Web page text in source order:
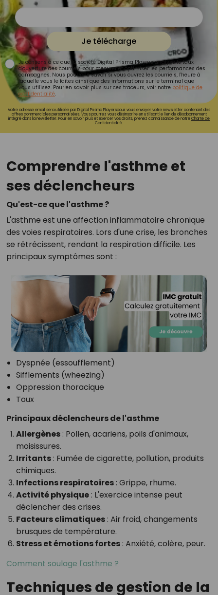
Je télécharge
Je consens à ce que la société Digital Prisma Players analyse le taux
d'ouverture des courriels pour mesurer et optimiser les performances des
campagnes. Nous pourrons savoir si vous ouvrez les courriels, l'heure à
laquelle vous le faites ainsi que des informations sur le terminal que
vous utilisez. Pour en savoir plus sur ces traceurs, voir notre politique de
confidentialité.
Votre adresse email sera utilisée par Digital Prisma Playerspour vous envoyer votre newsletter contenant des
offres commerciales personnalisées. Vous pourrez vous désinscrire en utilisant le lien de désabonnement
intégré dans la newsletter. Pour en savoir plus et exercer vos droits, prenez connaissance de notreCharte de
Confidentialité.
Comprendre l'asthme et
ses déclencheurs
Qu'est-ce que l'asthme ?
L'asthme est une affection inflammatoire chronique
des voies respiratoires. Lors d'une crise, les bronches
se rétrécissent, rendant la respiration difficile. Les
principaux symptômes sont :
Dyspnée (essoufflement)
Sifflements (wheezing)
Oppression thoracique
Toux
Principaux déclencheurs de l'asthme
Allergènes: Pollen, acariens, poils d'animaux,
moisissures.
Irritants: Fumée de cigarette, pollution, produits
chimiques.
Infections respiratoires: Grippe, rhume.
Activité physique: L'exercice intense peut
déclencher des crises.
Facteurs climatiques: Air froid, changements
brusques de température.
Stress et émotions fortes: Anxiété, colère, peur.
Comment soulage l'asthme ?
Techniques de gestion de la